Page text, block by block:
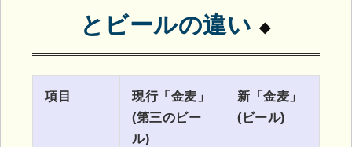
とビールの違い
項目
現行「金麦」
(第三のビー
ル)
新「金麦」
(ビール)